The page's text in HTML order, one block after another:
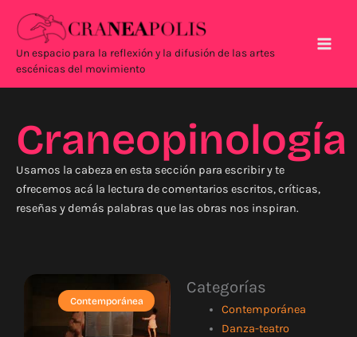
contenido
Un espacio para la reflexión y la difusión de las artes
escénicas del movimiento
Craneopinología
Usamos la cabeza en esta sección para escribir y te
ofrecemos acá la lectura de comentarios escritos, críticas,
reseñas y demás palabras que las obras nos inspiran.
Categorías
Contemporánea
Danza-teatro
Contemporánea